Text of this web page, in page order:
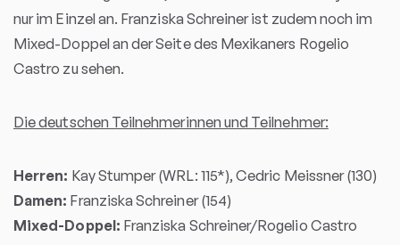
nur im Einzel an. Franziska Schreiner ist zudem noch im
Mixed-Doppel an der Seite des Mexikaners Rogelio
Castro zu sehen.
Die deutschen Teilnehmerinnen und Teilnehmer:
Herren: Kay Stumper (WRL: 115*), Cedric Meissner (130)
Damen: Franziska Schreiner (154)
Mixed-Doppel: Franziska Schreiner/Rogelio Castro